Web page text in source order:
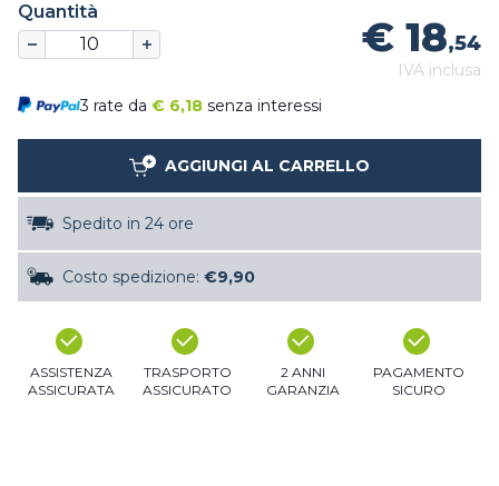
Quantità
€ 18,54
IVA inclusa
3 rate da € 6,18 senza interessi
AGGIUNGI AL CARRELLO
Spedito in 24 ore
Costo spedizione: €9,90
ASSISTENZA
ASSICURATA
TRASPORTO
ASSICURATO
2 ANNI
GARANZIA
PAGAMENTO
SICURO